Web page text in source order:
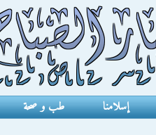
إسلامنا طب و صحة